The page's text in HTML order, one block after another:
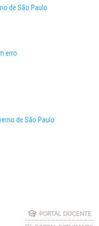
PORTAL DOCENTE